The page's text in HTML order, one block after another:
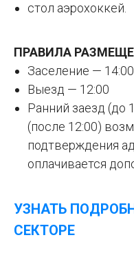
стол аэрохоккей.
ПРАВИЛА
Заселение — 14:00
Выезд — 12:00
Ранний заезд (до
(после 12:00)
подтверждения
оплачивается
УЗНАТЬ
СЕКТОРЕ